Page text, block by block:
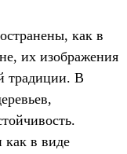
как в
их изображения
традиции. В
в виде